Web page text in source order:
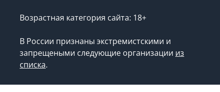
Возрастная категория сайта: 18+
В России признаны экстремистскими и
запрещеными следующие организации из
списка.
Запрещено для детей.